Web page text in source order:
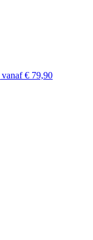
vanaf € 79,90